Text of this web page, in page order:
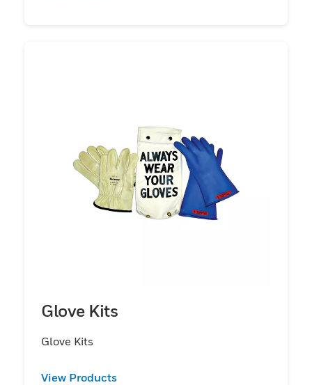
Glove Kits
Glove Kits
View Products